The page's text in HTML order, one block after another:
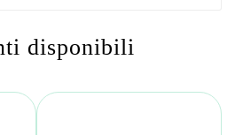
disponibili